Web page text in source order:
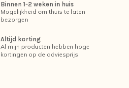
Binnen 1-2 weken in huis
Mogelijkheid om thuis te laten
bezorgen
Altijd korting
Al mijn producten hebben hoge
kortingen op de adviesprijs